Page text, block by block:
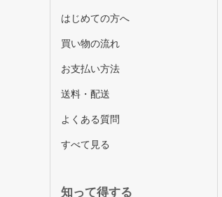
はじめての方へ
買い物の流れ
お支払い方法
送料・配送
よくある質問
すべて見る
知って得する